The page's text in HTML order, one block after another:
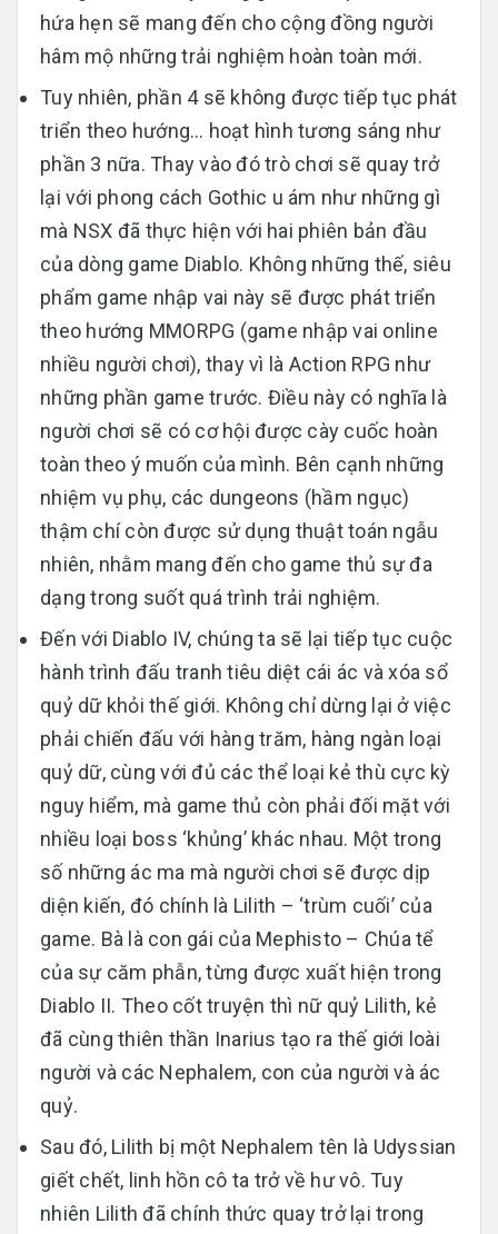
hứa hẹn sẽ mang đến cho cộng đồng người
hâm mộ những trải nghiệm hoàn toàn mới.
Tuy nhiên, phần 4 sẽ không được tiếp tục phát
triển theo hướng… hoạt hình tương sáng như
phần 3 nữa. Thay vào đó trò chơi sẽ quay trở
lại với phong cách Gothic u ám như những gì
mà NSX đã thực hiện với hai phiên bản đầu
của dòng game Diablo. Không những thế, siêu
phẩm game nhập vai này sẽ được phát triển
theo hướng MMORPG (game nhập vai online
nhiều người chơi), thay vì là Action RPG như
những phần game trước. Điều này có nghĩa là
người chơi sẽ có cơ hội được cày cuốc hoàn
toàn theo ý muốn của mình. Bên cạnh những
nhiệm vụ phụ, các dungeons (hầm ngục)
thậm chí còn được sử dụng thuật toán ngẫu
nhiên, nhằm mang đến cho game thủ sự đa
dạng trong suốt quá trình trải nghiệm.
Đến với Diablo IV, chúng ta sẽ lại tiếp tục cuộc
hành trình đấu tranh tiêu diệt cái ác và xóa sổ
quỷ dữ khỏi thế giới. Không chỉ dừng lại ở việc
phải chiến đấu với hàng trăm, hàng ngàn loại
quỷ dữ, cùng với đủ các thể loại kẻ thù cực kỳ
nguy hiểm, mà game thủ còn phải đối mặt với
nhiều loại boss ‘khủng’ khác nhau. Một trong
số những ác ma mà người chơi sẽ được dịp
diện kiến, đó chính là Lilith – ‘trùm cuối’ của
game. Bà là con gái của Mephisto – Chúa tể
của sự căm phẫn, từng được xuất hiện trong
Diablo II. Theo cốt truyện thì nữ quỷ Lilith, kẻ
đã cùng thiên thần Inarius tạo ra thế giới loài
người và các Nephalem, con của người và ác
quỷ.
Sau đó, Lilith bị một Nephalem tên là Udyssian
giết chết, linh hồn cô ta trở về hư vô. Tuy
nhiên Lilith đã chính thức quay trở lại trong